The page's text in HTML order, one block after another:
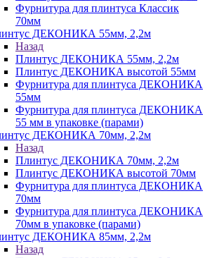
Фурнитура для плинтуса Классик
70мм
ДЕКОНИКА 55мм, 2,2м
Назад
Плинтус ДЕКОНИКА 55мм, 2,2м
Плинтус ДЕКОНИКА высотой 55мм
Фурнитура для плинтуса ДЕКОНИКА
55мм
Фурнитура для плинтуса ДЕКОНИКА
55 мм в упаковке (парами)
ДЕКОНИКА 70мм, 2,2м
Назад
Плинтус ДЕКОНИКА 70мм, 2,2м
Плинтус ДЕКОНИКА высотой 70мм
Фурнитура для плинтуса ДЕКОНИКА
70мм
Фурнитура для плинтуса ДЕКОНИКА
70мм в упаковке (парами)
ДЕКОНИКА 85мм, 2,2м
Назад